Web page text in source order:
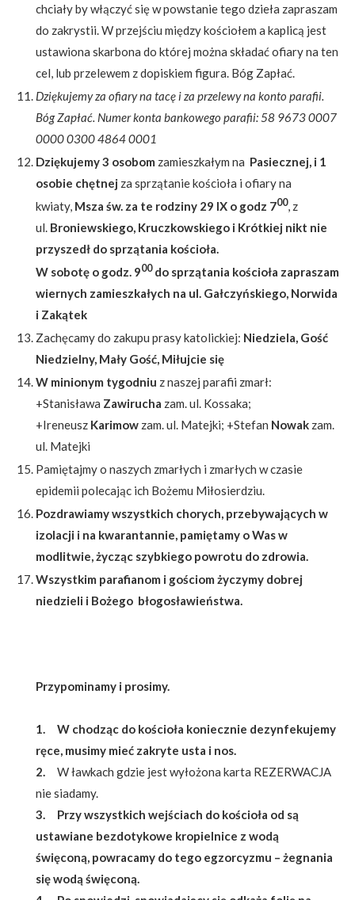
chciały by włączyć się w powstanie tego dzieła zapraszam
do zakrystii. W przejściu między kościołem a kaplicą jest
ustawiona skarbona do której można składać ofiary na ten
cel, lub przelewem z dopiskiem figura. Bóg Zapłać.
Dziękujemy za ofiary na tacę i za przelewy na konto parafii.
Bóg Zapłać. Numer konta bankowego parafii: 58 9673 0007
0000 0300 4864 0001
Dziękujemy 3 osobom zamieszkałym na Pasiecznej, i 1
osobie chętnej za sprzątanie kościoła i ofiary na
kwiaty, Msza św. za te rodziny 29 IX o godz 700, z
ul. Broniewskiego, Kruczkowskiego i Krótkiej nikt nie
przyszedł do sprzątania kościoła.
W sobotę o godz. 900do sprzątania kościoła zapraszam
wiernych zamieszkałych na ul. Gałczyńskiego, Norwida
i Zakątek
Zachęcamy do zakupu prasy katolickiej: Niedziela, Gość
Niedzielny, Mały Gość, Miłujcie się
W minionym tygodniu z naszej parafii zmarł:
+Stanisława Zawirucha zam. ul. Kossaka;
+Ireneusz Karimow zam. ul. Matejki; +Stefan Nowak zam.
ul. Matejki
Pamiętajmy o naszych zmarłych i zmarłych w czasie
epidemii polecając ich Bożemu Miłosierdziu.
Pozdrawiamy wszystkich chorych, przebywających w
izolacji i na kwarantannie, pamiętamy o Was w
modlitwie, życząc szybkiego powrotu do zdrowia.
Wszystkim parafianom i gościom życzymy dobrej
niedzieli i Bożego błogosławieństwa.
Przypominamy i prosimy.
1. W chodząc do kościoła koniecznie dezynfekujemy
ręce, musimy mieć zakryte usta i nos.
2. W ławkach gdzie jest wyłożona karta REZERWACJA
nie siadamy.
3. Przy wszystkich wejściach do kościoła od są
ustawiane bezdotykowe kropielnice z wodą
święconą, powracamy do tego egzorcyzmu – żegnania
się wodą święconą.